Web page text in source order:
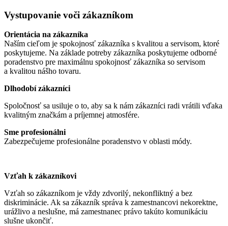
Vystupovanie voči zákazníkom
Orientácia na zákazníka
Naším cieľom je spokojnosť zákazníka s kvalitou a servisom, ktoré
poskytujeme. Na základe potreby zákazníka poskytujeme odborné
poradenstvo pre maximálnu spokojnosť zákazníka so servisom
a kvalitou nášho tovaru.
Dlhodobí zákazníci
Spoločnosť sa usiluje o to, aby sa k nám zákazníci radi vrátili vďaka
kvalitným značkám a príjemnej atmosfére.
Sme profesionálni
Zabezpečujeme profesionálne poradenstvo v oblasti módy.
Vzťah k zákazníkovi
Vzťah so zákazníkom je vždy zdvorilý, nekonfliktný a bez
diskriminácie. Ak sa zákazník správa k zamestnancovi nekorektne,
urážlivo a neslušne, má zamestnanec právo takúto komunikáciu
slušne ukončiť.